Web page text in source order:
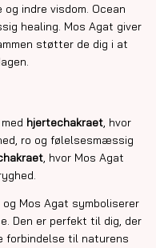
indre visdom. Ocean
healing. Mos Agat giver
støtter de dig i at
hjertechakraet , hvor
ro og følelsesmæssig
, hvor Mos Agat
Mos Agat symboliserer
Den er perfekt til dig, der
forbindelse til naturens